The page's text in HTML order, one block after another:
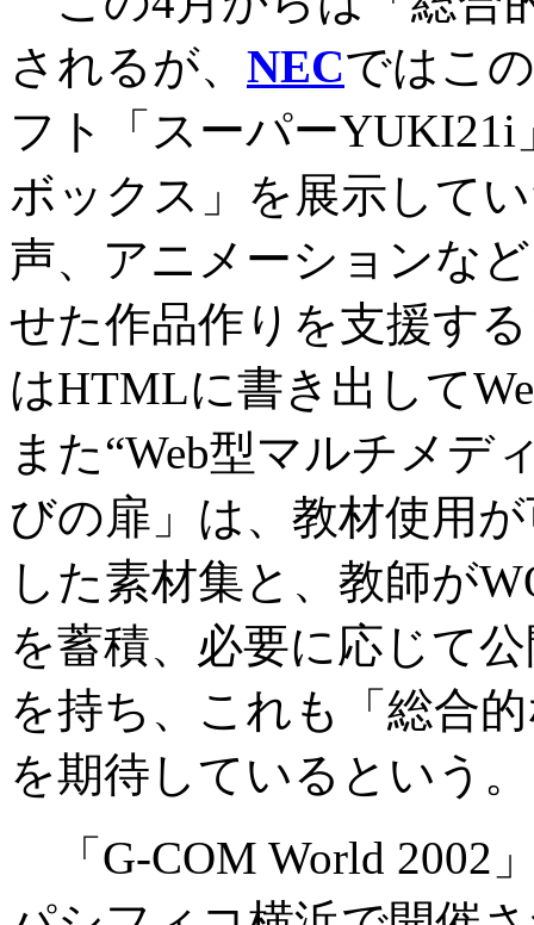
されるが、 NECではこ
フト「スーパー
ボックス」を展示して
声、アニメーションな
せた作品作りを支援す
はHTMLに書き出して
また“Web型マルチメデ
びの扉」は、教材使用
した素材集と、教師が
を蓄積、必要に応じて
を持ち、これも「総合
を期待しているという。
「G-COM World 2002